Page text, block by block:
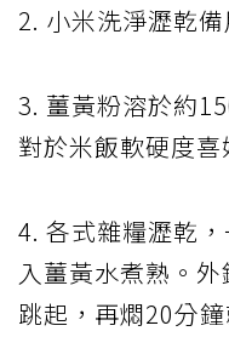
2. 小米洗淨瀝乾備
3. 薑黃粉溶於約
對於米飯軟硬度喜
4. 各式雜糧瀝乾
入薑黃水煮熟。
跳起，再燜20分